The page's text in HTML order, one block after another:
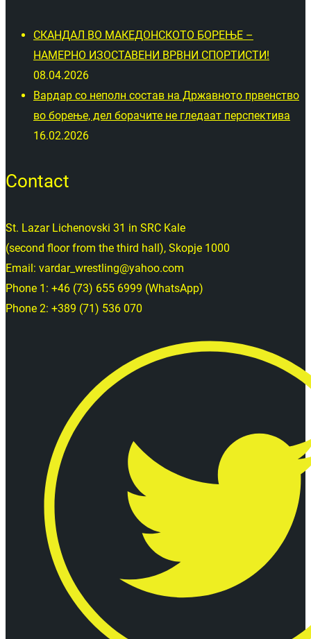
СКАНДАЛ ВО МАКЕДОНСКОТО БОРЕЊЕ –
НАМЕРНО ИЗОСТАВЕНИ ВРВНИ СПОРТИСТИ!
08.04.2026
Вардар со неполн состав на Државното првенство
во борење, дел борачите не гледаат перспектива
16.02.2026
Contact
St. Lazar Lichenovski 31 in SRC Kale
(second floor from the third hall), Skopje 1000
Email: vardar_wrestling@yahoo.com
Phone 1: +46 (73) 655 6999 (WhatsApp)
Phone 2: +389 (71) 536 070